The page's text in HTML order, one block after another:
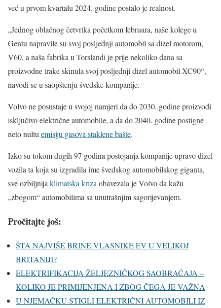
već u prvom kvartalu 2024. godine postalo je realnost.
„Jednog oblačnog četvrtka početkom februara, naše kolege u
Gentu napravile su svoj posljednji automobil sa dizel motorom,
V60, a naša fabrika u Torslandi je prije nekoliko dana sa
proizvodne trake skinula svoj posljednji dizel automobil XC90“,
navodi se u saopštenju švedske kompanije.
Volvo ne posustaje u svojoj namjeri da do 2030. godine proizvodi
isključivo električne automobile, a da do 2040. godine postigne
neto nultuemisiju gasova staklene bašte.
Iako su tokom dugih 97 godina postojanja kompanije upravo dizel
vozila ta koja su izgradila ime švedskog automobilskog giganta,
sve ozbiljnijaklimatska krizaobavezala je Volvo da kažu
„zbogom“ automobilima sa unutrašnjim sagorijevanjem.
Pročitajte još:
ŠTA NAJVIŠE BRINE VLASNIKE EV U VELIKOJ
BRITANIJI?
ELEKTRIFIKACIJA ŽELJEZNIČKOG SAOBRAĆAJA –
KOLIKO JE PRIMIJENJENA I ZBOG ČEGA JE VAŽNA
U NJEMAČKU STIGLI ELEKTRIČNI AUTOMOBILI IZ